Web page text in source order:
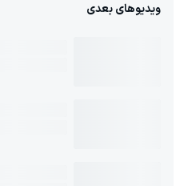
ویدیوهای بعدی